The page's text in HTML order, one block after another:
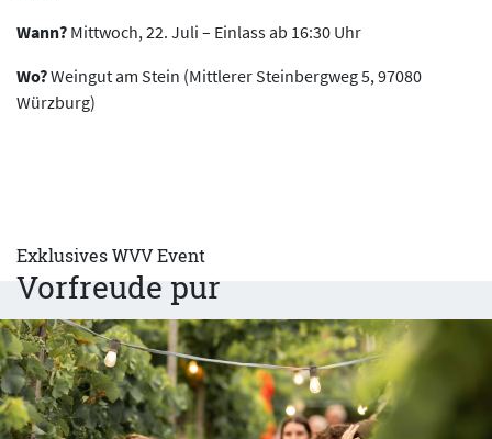
Wann? Mittwoch, 22. Juli – Einlass ab 16:30 Uhr
Wo?Weingut am Stein (Mittlerer Steinbergweg 5, 97080
Würzburg)
Exklusives WVV Event
Vorfreude pur